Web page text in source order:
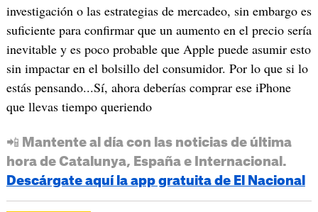
investigación o las estrategias de mercadeo, sin embargo es
suficiente para confirmar que un aumento en el precio sería
inevitable y es poco probable que Apple puede asumir esto
sin impactar en el bolsillo del consumidor. Por lo que si lo
estás pensando...Sí, ahora deberías comprar ese iPhone
que llevas tiempo queriendo
📲 Mantente al día con las noticias de última
hora de Catalunya, España e Internacional.
Descárgate aquí la app gratuita de El Nacional